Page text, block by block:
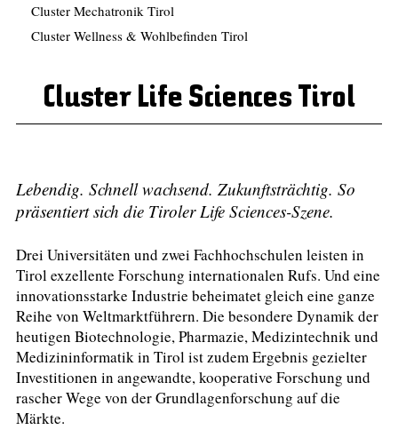
Cluster Mechatronik Tirol
Cluster Wellness & Wohlbefinden Tirol
Cluster Life Sciences Tirol
Lebendig. Schnell wachsend. Zukunftsträchtig. So
präsentiert sich die Tiroler Life Sciences-Szene.
Drei Universitäten und zwei Fachhochschulen leisten in
Tirol exzellente Forschung internationalen Rufs. Und eine
innovationsstarke Industrie beheimatet gleich eine ganze
Reihe von Weltmarktführern. Die besondere Dynamik der
heutigen Biotechnologie, Pharmazie, Medizintechnik und
Medizininformatik in Tirol ist zudem Ergebnis gezielter
Investitionen in angewandte, kooperative Forschung und
rascher Wege von der Grundlagenforschung auf die
Märkte.